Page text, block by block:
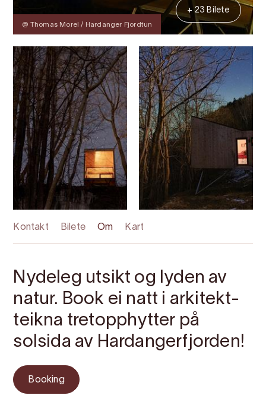
@ Thomas Morel / Hardanger Fjordtun
+ 23 Bilete
Kontakt Bilete Om Kart
Nydeleg utsikt og lyden av
natur. Book ei natt i arkitekt-
teikna tretopphytter på
solsida av Hardangerfjorden!
Booking